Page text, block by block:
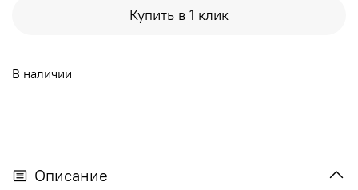
Купить в 1 клик
В наличии
Описание